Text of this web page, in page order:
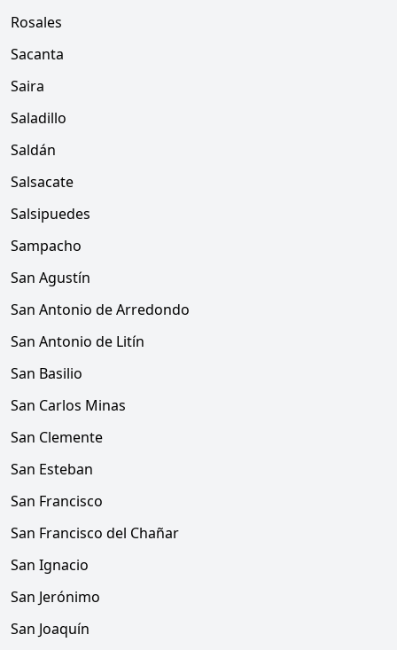
Rosales
Sacanta
Saira
Saladillo
Saldán
Salsacate
Salsipuedes
Sampacho
San Agustín
San Antonio de Arredondo
San Antonio de Litín
San Basilio
San Carlos Minas
San Clemente
San Esteban
San Francisco
San Francisco del Chañar
San Ignacio
San Jerónimo
San Joaquín